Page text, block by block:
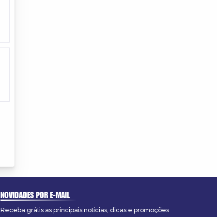
NOVIDADES POR E-MAIL
Receba grátis as principais notícias, dicas e promoções